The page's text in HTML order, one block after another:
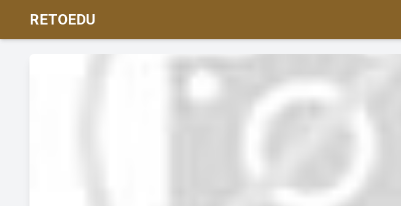
RETOEDU